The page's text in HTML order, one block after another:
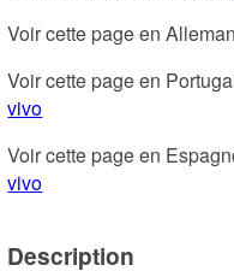
Voir cette page en
Voir cette page en
vivo
Voir cette page en
vivo
Description